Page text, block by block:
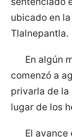
ubicado en
Tlalnepantla.
En algún
comenzó a
privarla de la
lugar de los
El